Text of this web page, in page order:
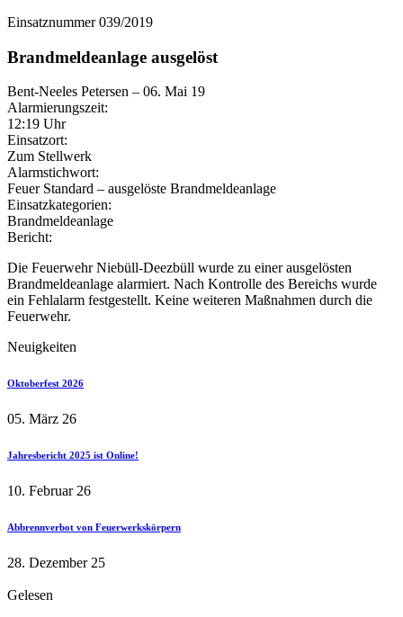
Einsatznummer 039/2019
Brandmeldeanlage ausgelöst
Bent-Neeles Petersen – 06. Mai 19
Alarmierungszeit:
12:19 Uhr
Einsatzort:
Zum Stellwerk
Alarmstichwort:
Feuer Standard – ausgelöste Brandmeldeanlage
Einsatzkategorien:
Brandmeldeanlage
Bericht:
Die Feuerwehr Niebüll-Deezbüll wurde zu einer ausgelösten
Brandmeldeanlage alarmiert. Nach Kontrolle des Bereichs wurde
ein Fehlalarm festgestellt. Keine weiteren Maßnahmen durch die
Feuerwehr.
Neuigkeiten
Oktoberfest 2026
05. März 26
Jahresbericht 2025 ist Online!
10. Februar 26
Abbrennverbot von Feuerwerkskörpern
28. Dezember 25
Gelesen